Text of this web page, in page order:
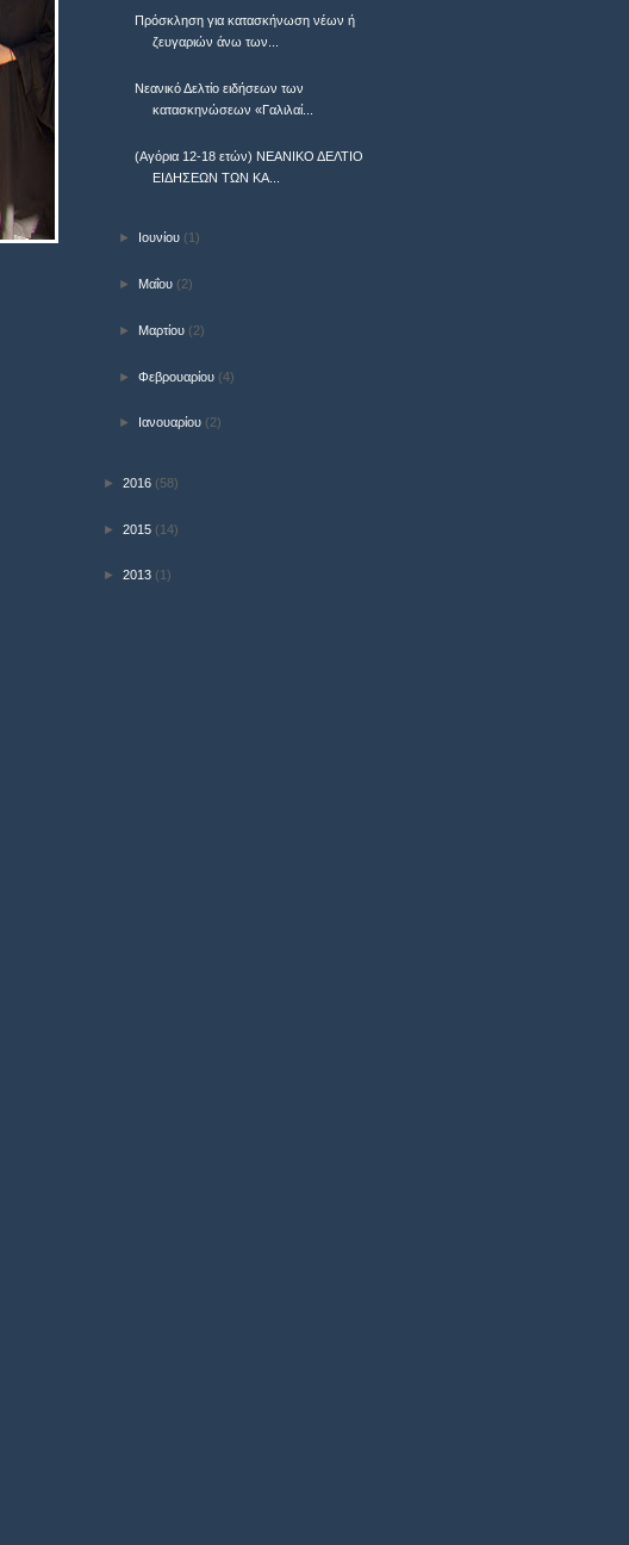
Πρόσκληση για κατασκήνωση νέων ή
ζευγαριών άνω των...
Νεανικό Δελτίο ειδήσεων των
κατασκηνώσεων «Γαλιλαί...
(Αγόρια 12-18 ετών) ΝΕΑΝΙΚΟ ΔΕΛΤΙΟ
ΕΙΔΗΣΕΩΝ ΤΩΝ ΚΑ...
► Ιουνίου (1)
► Μαΐου (2)
► Μαρτίου (2)
►Φεβρουαρίου (4)
► Ιανουαρίου (2)
► 2016 (58)
► 2015 (14)
► 2013 (1)